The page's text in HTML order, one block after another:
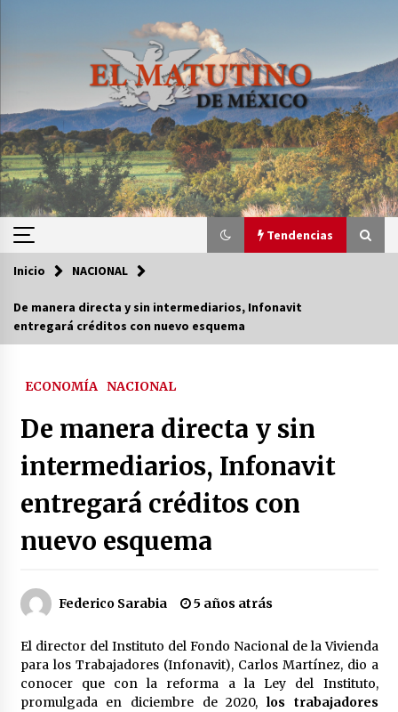
Tendencias
Tendencias
Certificado de Dafne Quintos revela homicidio;
Héctor Díaz-Polanco renuncia a la presidencia
de Morena en la CDMX
SMN alerta por lluvias intensas, granizo y calor
extremo en gran parte de México
3 semanas atrás
Detienen a funcionario por presunto homicidio
del periodista Josué Martínez
3 semanas atrás
Inicio NACIONAL
De manera directa y sin intermediarios, Infonavit
entregará créditos con nuevo esquema
ECONOMÍA NACIONAL
De manera directa y sin
intermediarios, Infonavit
entregará créditos con
nuevo esquema
Federico Sarabia 5 años atrás
El director del Instituto del Fondo Nacional de la Vivienda
para los Trabajadores (Infonavit), Carlos Martínez, dio a
conocer que con la reforma a la Ley del Instituto,
promulgada en diciembre de 2020, los trabajadores